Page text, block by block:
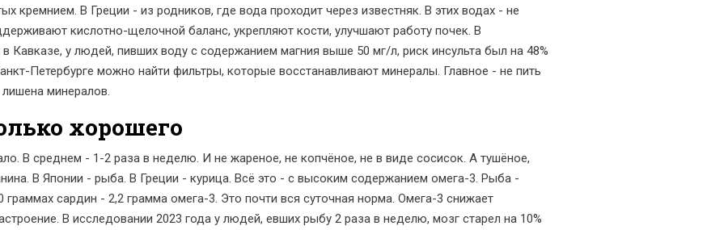
кремнием. В Греции - из родников, где вода проходит через известняк. В этих водах - не
кислотно-щелочной баланс, укрепляют кости, улучшают работу почек. В
Кавказе, у людей, пивших воду с содержанием магния выше 50 мг/л, риск инсульта был на 48%
Петербурге можно найти фильтры, которые восстанавливают минералы. Главное - не пить
минералов.
хорошего
В среднем - 1-2 раза в неделю. И не жареное, не копчёное, не в виде сосисок. А тушёное,
В Японии - рыба. В Греции - курица. Всё это - с высоким содержанием омега-3. Рыба -
сардин - 2,2 грамма омега-3. Это почти вся суточная норма. Омега-3 снижает
В исследовании 2023 года у людей, евших рыбу 2 раза в неделю, мозг старел на 10%